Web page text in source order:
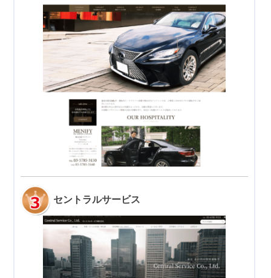
セントラルサービス